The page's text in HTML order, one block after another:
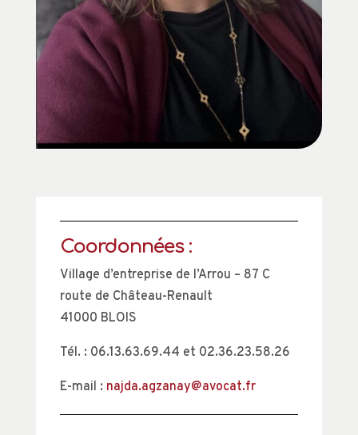
Coordonnées :
Village d’entreprise de l’Arrou – 87 C
route de Château-Renault
41000 BLOIS
Tél. : 06.13.63.69.44 et 02.36.23.58.26
E-mail : najda.agzanay@avocat.fr